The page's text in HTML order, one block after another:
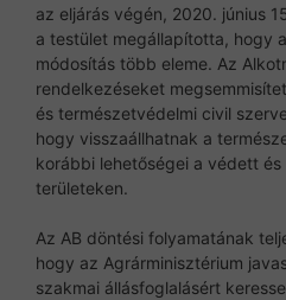
az eljárás végén, 2020. június
a testület megállapította, hogy
módosítás több eleme. Az
rendelkezéseket
és természetvédelmi civil
hogy visszaállhatnak a
korábbi lehetőségei a védett
területeken.
Az AB döntési folyamatának
hogy az Agrárminisztérium
szakmai állásfoglalásért